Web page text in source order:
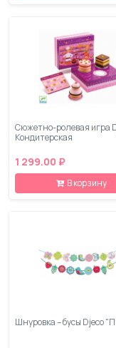
Сюжетно-ролевая игра
Кондитерская
1 299.00 ₽
В корзину
Шнуровка – бусы Djeco